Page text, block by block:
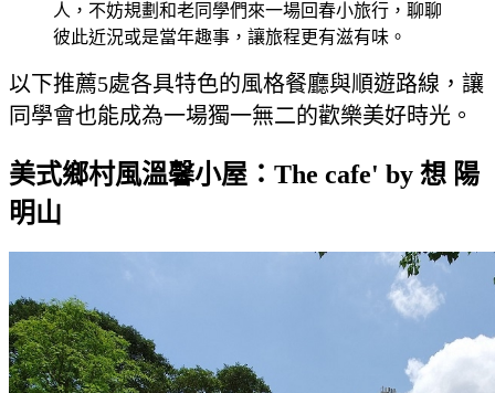
人，不妨規劃和老同學們來一場回春小旅行，聊聊
彼此近況或是當年趣事，讓旅程更有滋有味。
以下推薦5處各具特色的風格餐廳與順遊路線，讓
同學會也能成為一場獨一無二的歡樂美好時光。
美式鄉村風溫馨小屋：The cafe' by 想 陽
明山